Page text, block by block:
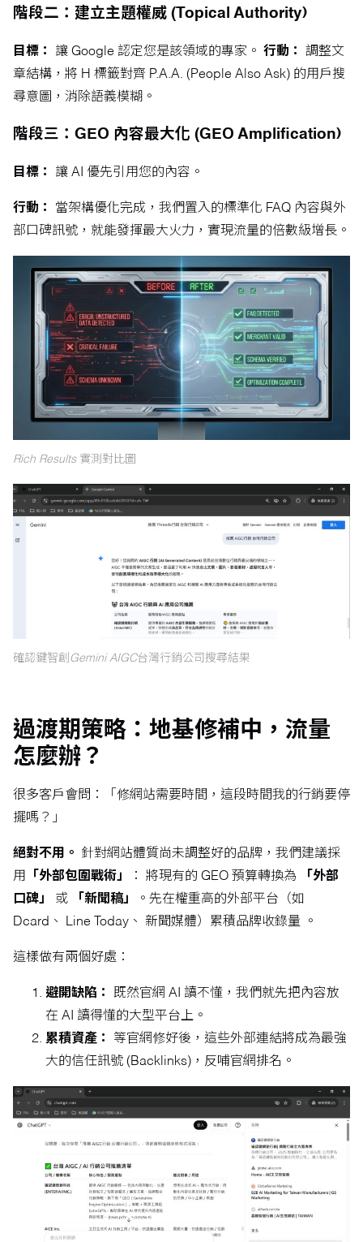
階段二：建立主題權威 (Topical Authority)
目標： 讓 Google 認定您是該領域的專家。 行動：
調整文
章結構，將 H 標籤對齊 P.A.A. (People Also Ask) 的用戶搜
尋意圖，消除語義模糊。
階段三：GEO 內容最大化 (GEO Amplification)
目標： 讓 AI 優先引用您的內容。
行動：
當架構優化完成，我們置入的標準化 FAQ 內容與外
部口碑訊號，就能發揮最大火力，實現流量的倍數級增長。
Rich Results 實測對比圖
確認鍵智創Gemini AIGC台灣行銷公司搜尋結果
過渡期策略：地基修補中，流量
怎麼辦？
很多客戶會問：「修網站需要時間，這段時間我的行銷要停
擺嗎？」
絕對不用。
針對網站體質尚未調整好的品牌，我們建議採
用
「外部包圍戰術」 ： 將現有的 GEO 預算轉換為
「外部
口碑」
或 「新聞稿」
。先在權重高的外部平台（如
Dcard、 Line Today、 新聞媒體）累積品牌收錄量 。
這樣做有兩個好處：
避開缺陷：
既然官網 AI 讀不懂，我們就先把內容放
在 AI 讀得懂的大型平台上。
累積資產：
等官網修好後，這些外部連結將成為最強
大的信任訊號 (Backlinks)，反哺官網排名。